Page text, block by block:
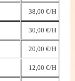
38,00 €/H
30,00 €/H
20,00 €/H
12,00 €/H